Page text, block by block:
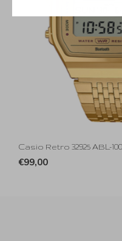
Casio Retro 32925 ABL-
€99,00